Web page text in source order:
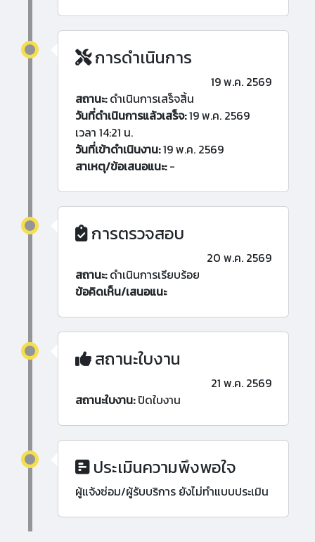
การดำเนินการ
19 พ.ค. 2569
สถานะ:ดำเนินการเสร็จสิ้น
วันที่ดำเนินการแล้วเสร็จ:19 พ.ค. 2569
เวลา 14:21 น.
วันที่เข้าดำเนินงาน:19 พ.ค. 2569
สาเหตุ/ข้อเสนอแนะ:-
การตรวจสอบ
20 พ.ค. 2569
สถานะ:ดำเนินการเรียบร้อย
ข้อคิดเห็น/เสนอแนะ
สถานะใบงาน
21 พ.ค. 2569
สถานะใบงาน:ปิดใบงาน
ประเมินความพึงพอใจ
ผู้แจ้งซ่อม/ผู้รับบริการ ยังไม่ทำแบบประเมิน